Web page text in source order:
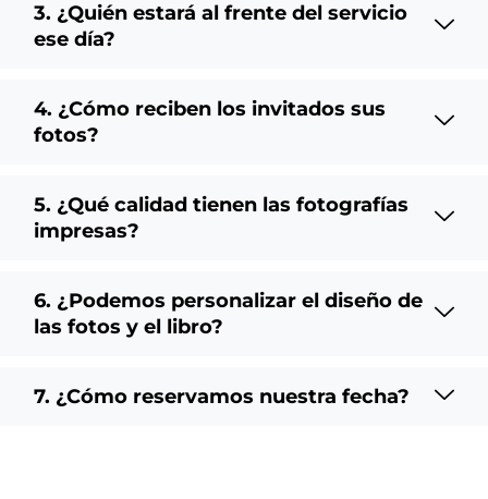
3. ¿Quién estará al frente del servicio
ese día?
4. ¿Cómo reciben los invitados sus
fotos?
5. ¿Qué calidad tienen las fotografías
impresas?
6. ¿Podemos personalizar el diseño de
las fotos y el libro?
7. ¿Cómo reservamos nuestra fecha?